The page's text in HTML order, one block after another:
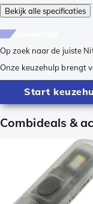
Bekijk alle specificaties
Op zoek naar de juiste
Onze keuzehulp brengt
Start
Combideals &